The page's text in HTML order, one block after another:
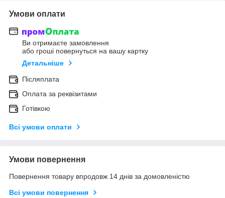
Умови оплати
Ви отримаєте замовлення
або гроші повернуться на вашу картку
Детальніше
Післяплата
Оплата за реквізитами
Готівкою
Всі умови оплати
Умови повернення
Повернення товару впродовж 14 днів за домовленістю
Всі умови повернення